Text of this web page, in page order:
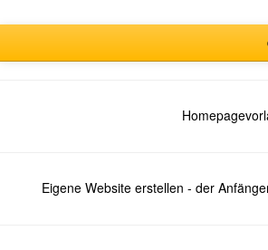
Eigene Website erstellen - der